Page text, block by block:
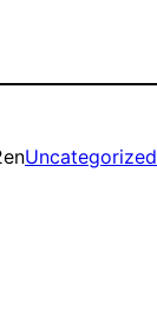
enUncategorized